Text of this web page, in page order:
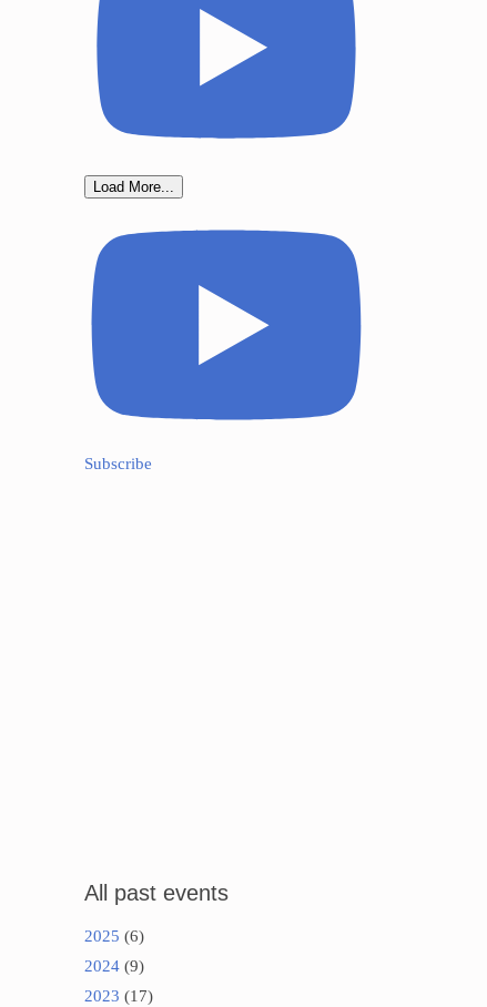
Load More...
Subscribe
All past events
2025 (6)
2024(9)
2023 (17)